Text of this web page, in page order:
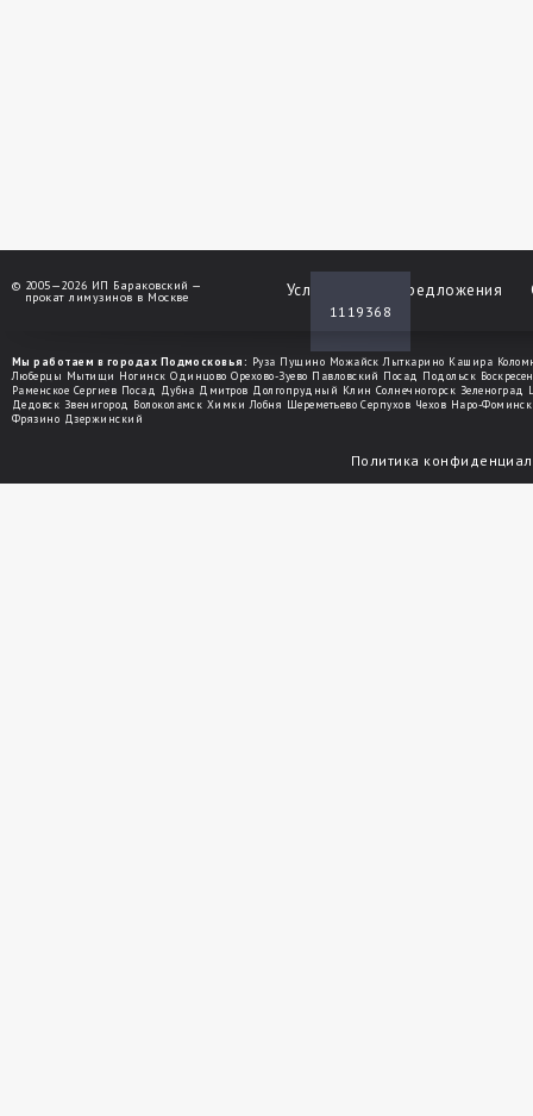
Услуги Спецпредложения
1119368
© 2005—2026 ИП Бараковский —
прокат лимузинов в Москве
Мы работаем в городах Подмосковья: Руза Пущино Можайск Лыткарино Кашира
Люберцы Мытищи Ногинск Одинцово Орехово-Зуево Павловский Посад Подольск
Раменское Сергиев Посад Дубна Дмитров Долгопрудный Клин Солнечногорск Зеленоград
Дедовск Звенигород Волоколамск Химки Лобня Шереметьево Серпухов Чехов Наро-Фоминск
Фрязино Дзержинский
Политика